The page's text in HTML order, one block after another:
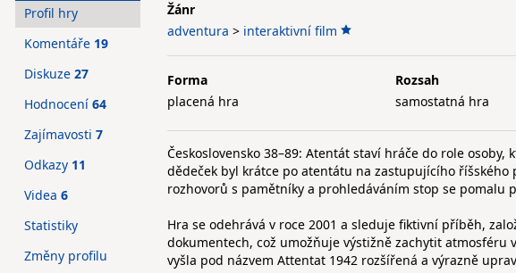
Žánr
adventura > interaktivní film
Forma
placená hra
Rozsah
samostatná hra
Československo 38–89: Atentát staví hráče do role
dědeček byl krátce po atentátu na zastupujícího říšského
rozhovorů s pamětníky a prohledáváním stop se pomalu
Hra se odehrává v roce 2001 a sleduje fiktivní příběh,
dokumentech, což umožňuje výstižně zachytit
vyšla pod názvem Attentat 1942 rozšířená a výrazně
Profil hry
Komentáře 19
Diskuze 27
Hodnocení 64
Zajímavosti 7
Odkazy 11
Videa 6
Statistiky
Změny profilu